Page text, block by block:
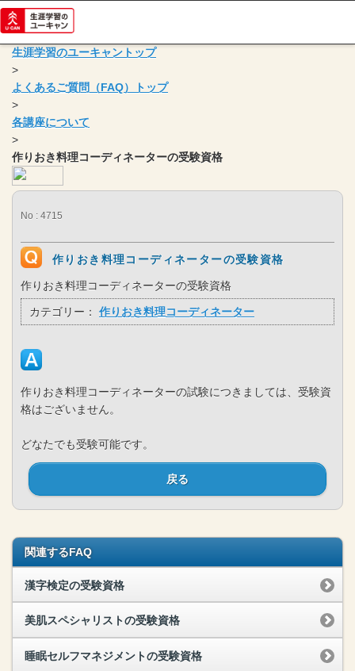
生涯学習のユーキャントップ
>
よくあるご質問（FAQ）トップ
>
各講座について
>
作りおき料理コーディネーターの受験資格
No : 4715
作りおき料理コーディネーターの受験資格
作りおき料理コーディネーターの受験資格
カテゴリー： 作りおき料理コーディネーター
作りおき料理コーディネーターの試験につきましては、受験資
格はございません。
どなたでも受験可能です。
戻る
関連するFAQ
漢字検定の受験資格
美肌スペシャリストの受験資格
睡眠セルフマネジメントの受験資格